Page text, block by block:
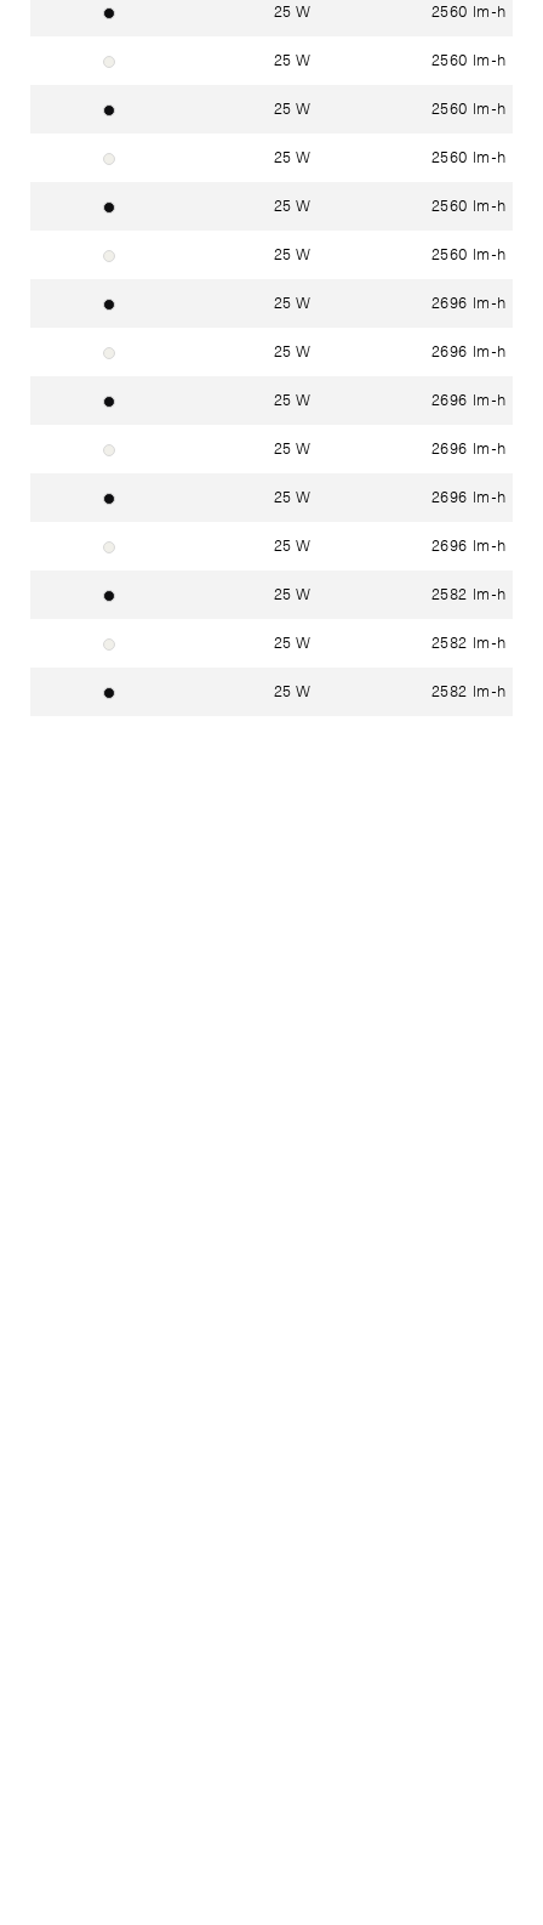
Noir foncé RAL 9005 25 W 2560 lm-h
Blanc signalisation RAL 9016
25 W 2560 lm-h
Noir foncé RAL 9005 25 W 2560 lm-h
Blanc signalisation RAL 9016
25 W 2560 lm-h
Noir foncé RAL 9005 25 W 2560 lm-h
Blanc signalisation RAL 9016
25 W 2560 lm-h
Noir foncé RAL 9005 25 W 2696 lm-h
Blanc signalisation RAL 9016
25 W 2696 lm-h
Noir foncé RAL 9005 25 W 2696 lm-h
Blanc signalisation RAL 9016
25 W 2696 lm-h
Noir foncé RAL 9005 25 W 2696 lm-h
Blanc signalisation RAL 9016
25 W 2696 lm-h
Noir foncé RAL 9005 25 W 2582 lm-h
Blanc signalisation RAL 9016
25 W 2582 lm-h
Noir foncé RAL 9005 25 W 2582 lm-h